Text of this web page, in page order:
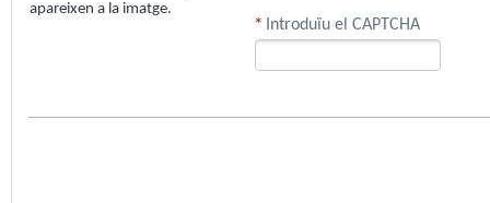
apareixen a la imatge.
* Introduïu el CAPTCHA